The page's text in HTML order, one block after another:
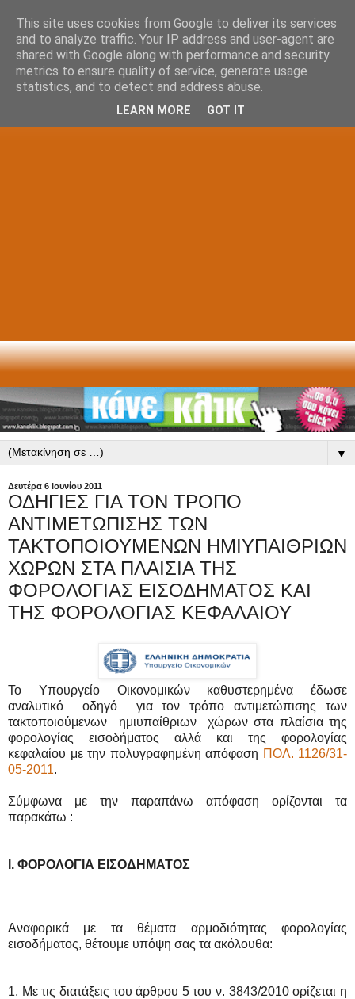
▼
Δευτέρα 6 Ιουνίου 2011
ΟΔΗΓΙΕΣ ΓΙΑ ΤΟΝ ΤΡΟΠΟ
ΑΝΤΙΜΕΤΩΠΙΣΗΣ ΤΩΝ
ΤΑΚΤΟΠΟΙΟΥΜΕΝΩΝ ΗΜΙΥΠΑΙΘΡΙΩΝ
ΧΩΡΩΝ ΣΤΑ ΠΛΑΙΣΙΑ ΤΗΣ
ΦΟΡΟΛΟΓΙΑΣ ΕΙΣΟΔΗΜΑΤΟΣ ΚΑΙ
ΤΗΣ ΦΟΡΟΛΟΓΙΑΣ ΚΕΦΑΛΑΙΟΥ
Το Υπουργείο Οικονομικών καθυστερημένα έδωσε
αναλυτικό οδηγό για τον τρόπο αντιμετώπισης των
τακτοποιούμενων ημιυπαίθριων χώρων στα πλαίσια της
φορολογίας εισοδήματος αλλά και της φορολογίας
κεφαλαίου με την πολυγραφημένη απόφαση ΠΟΛ. 1126/31-
05-2011.
Σύμφωνα με την παραπάνω απόφαση ορίζονται τα
παρακάτω :
Ι. ΦΟΡΟΛΟΓΙΑ ΕΙΣΟΔΗΜΑΤΟΣ
Αναφορικά με τα θέματα αρμοδιότητας φορολογίας
εισοδήματος, θέτουμε υπόψη σας τα ακόλουθα:
1. Με τις διατάξεις του άρθρου 5 του ν. 3843/2010 ορίζεται η
This site uses cookies from Google to deliver its services
and to analyze traffic. Your IP address and user-agent are
shared with Google along with performance and security
metrics to ensure quality of service, generate usage
statistics, and to detect and address abuse.
LEARN MORE GOT IT